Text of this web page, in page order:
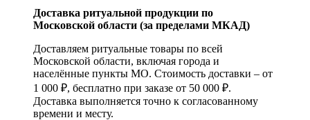
Доставка ритуальной продукции по
Московской области (за пределами МКАД)
Доставляем ритуальные товары по всей
Московской области, включая города и
населённые пункты МО. Стоимость доставки – от
1 000 ₽, бесплатно при заказе от 50 000 ₽.
Доставка выполняется точно к согласованному
времени и месту.